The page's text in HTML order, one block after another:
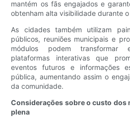
mantém os fãs engajados e
obtenham alta visibilidade durante
As cidades também utilizam
públicos, reuniões municipais e
módulos podem transformar
plataformas interativas que
eventos futuros e informações
pública, aumentando assim o
da comunidade.
Considerações sobre o custo dos
plena